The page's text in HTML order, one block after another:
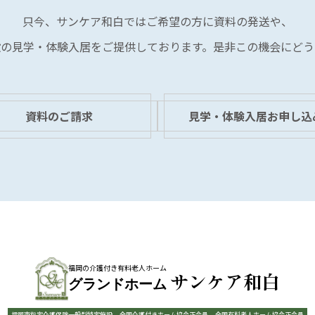
只今、サンケア和白ではご希望の方に資料の発送や、
見学・体験入居を ご提供しております。 是非この機会にど
資料のご請求 見学・体験入居お申し
福岡の介護付き有料老人ホーム
グランドホーム サンケア和白